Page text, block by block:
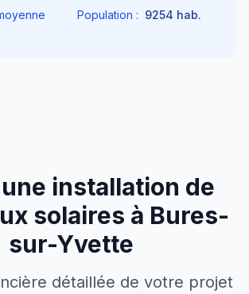
Population : 9254 hab.
installation de
solaires à Bures-
sur-Yvette
détaillée de votre projet